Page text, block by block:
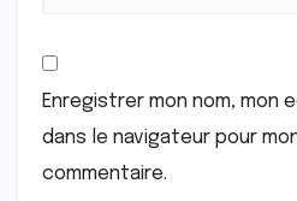
Enregistrer mon nom, mon
dans le navigateur pour
commentaire.